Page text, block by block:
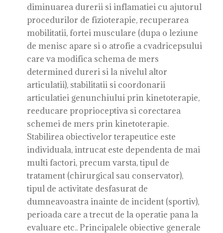
diminuarea durerii si inflamatiei cu ajutorul
procedurilor de fizioterapie, recuperarea
mobilitatii, fortei musculare (dupa o leziune
de menisc apare si o atrofie a cvadricepsului
care va modifica schema de mers
determined dureri si la nivelul altor
articulatii), stabilitatii si coordonarii
articulatiei genunchiului prin kinetoterapie,
reeducare proprioceptiva si corectarea
schemei de mers prin kinetoterapie.
Stabilirea obiectivelor terapeutice este
individuala, intrucat este dependenta de mai
multi factori, precum varsta, tipul de
tratament (chirurgical sau conservator),
tipul de activitate desfasurat de
dumneavoastra inainte de incident (sportiv),
perioada care a trecut de la operatie pana la
evaluare etc.. Principalele obiective generale